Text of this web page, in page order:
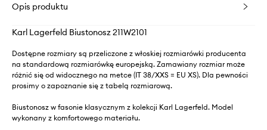
Opis produktu
Karl Lagerfeld Biustonosz 211W2101
Dostępne rozmiary są przeliczone z włoskiej rozmiarówki producenta
na standardową rozmiarówkę europejską. Zamawiany rozmiar może
różnić się od widocznego na metce (IT 38/XXS = EU XS). Dla pewności
prosimy o zapoznanie się z tabelą rozmiarową.
Biustonosz w fasonie klasycznym z kolekcji Karl Lagerfeld. Model
wykonany z komfortowego materiału.